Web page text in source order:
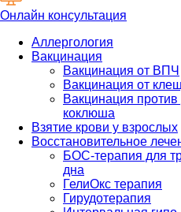
Онлайн консультация
Аллергология
Вакцинация
Вакцинация от ВПЧ
Вакцинация от
Вакцинация
коклюша
Взятие крови у взрослых
Восстановительное
БОС-терапия для
дна
ГелиОкс терапия
Гирудотерапия